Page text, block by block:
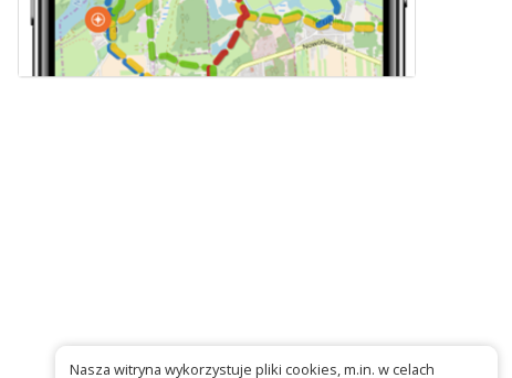
Nasza witryna wykorzystuje pliki cookies, m.in. w celach